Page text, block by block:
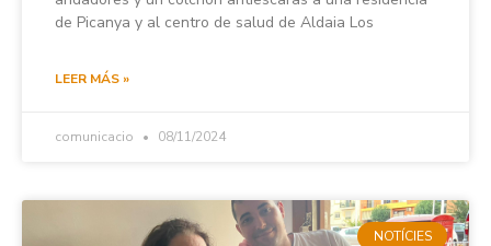
de Picanya y al centro de salud de Aldaia Los
LEER MÁS »
comunicacio 08/11/2024
NOTÍCIES